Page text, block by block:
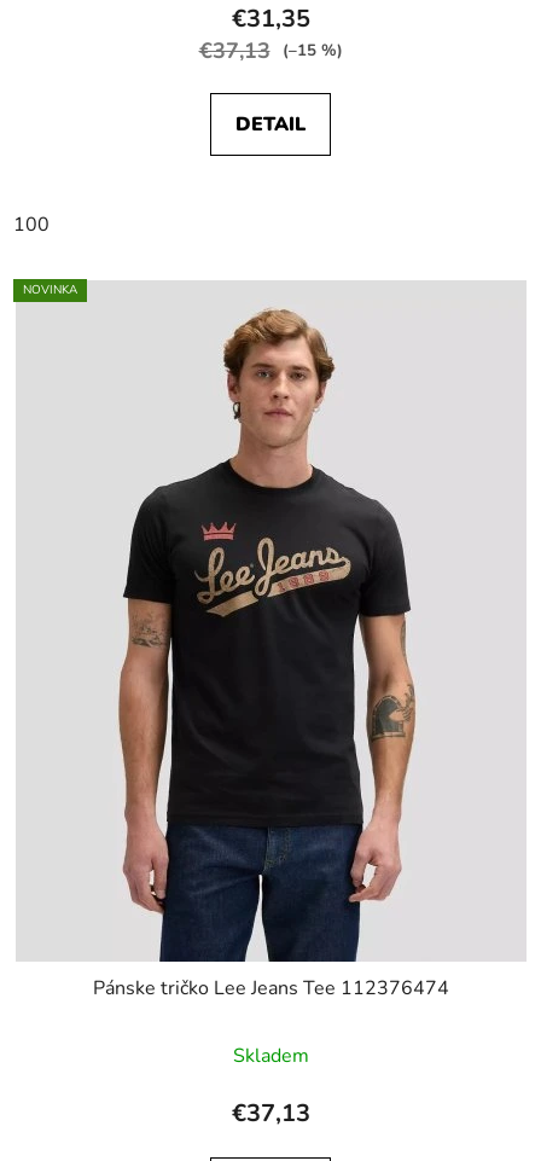
€31,35
€37,13 (–15 %)
DETAIL
100
NOVINKA
Pánske tričko Lee Jeans Tee 112376474
Skladem
€37,13